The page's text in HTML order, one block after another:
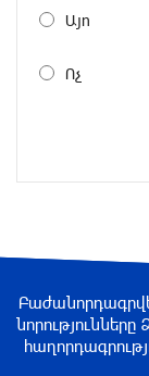
На
Այո
Ոչ